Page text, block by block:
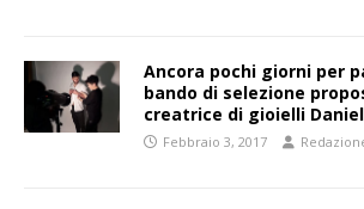
Ancora pochi giorni per
bando di selezione
creatrice di gioielli
Febbraio 3, 2017